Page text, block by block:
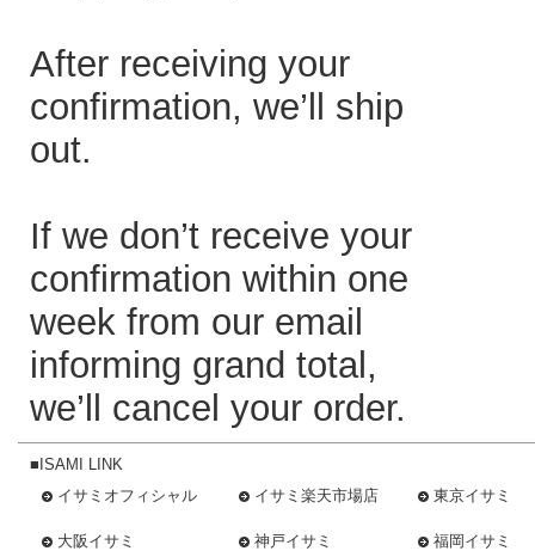
After receiving your
confirmation, we’ll ship
out.
If we don’t receive your
confirmation within one
week from our email
informing grand total,
we’ll cancel your order.
■ISAMI LINK
イサミオフィシャル
イサミ楽天市場店 東京イサミ
大阪イサミ 神戸イサミ 福岡イサミ